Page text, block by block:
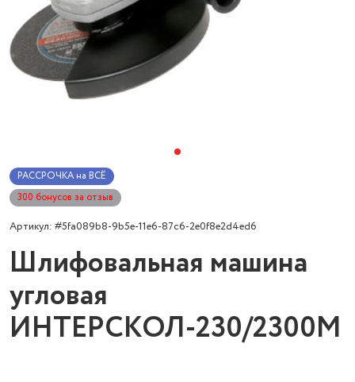
РАССРОЧКА на ВСЁ
300 бонусов за отзыв
Артикул: #5fa089b8-9b5e-11e6-87c6-2e0f8e2d4ed6
Шлифовальная машина
угловая
ИНТЕРСКОЛ-230/2300М